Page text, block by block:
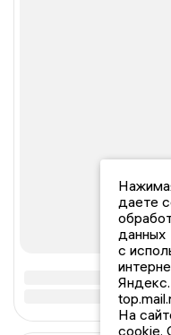
даете
данных
с
На
cookie.